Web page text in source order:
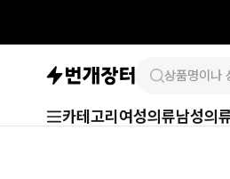
카테고리 여성의류남성의